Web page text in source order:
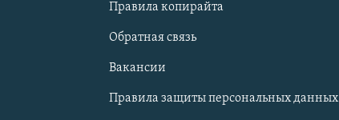
Правила копирайта
Обратная связь
Вакансии
Правила защиты персональных данных